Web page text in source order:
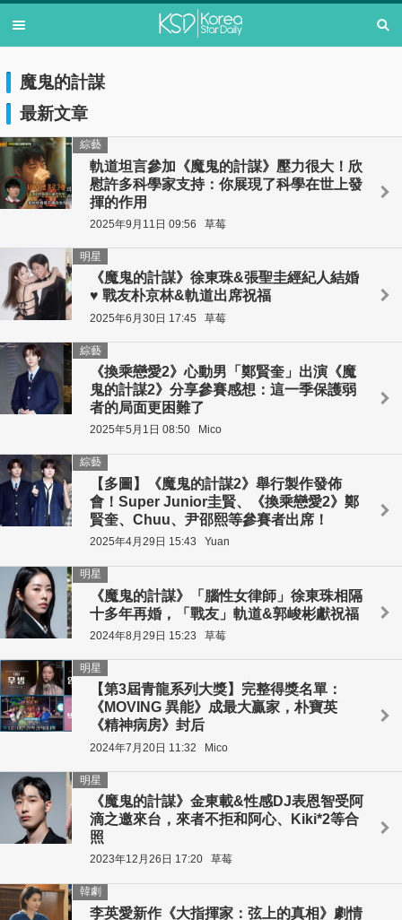
魔鬼的計謀
最新文章
軌道坦言參加《魔鬼的計謀》壓力很大！欣
慰許多科學家支持：你展現了科學在世上發
揮的作用
綜藝
2025年9月11日 09:56 草莓
《魔鬼的計謀》徐東珠&張聖圭經紀人結婚
♥ 戰友朴京林&軌道出席祝福
明星
2025年6月30日 17:45 草莓
《換乘戀愛2》心動男「鄭賢奎」出演《魔
鬼的計謀2》分享參賽感想：這一季保護弱
者的局面更困難了
綜藝
2025年5月1日 08:50 Mico
【多圖】《魔鬼的計謀2》舉行製作發佈
會！Super Junior圭賢、《換乘戀愛2》鄭
賢奎、Chuu、尹邵熙等參賽者出席！
綜藝
2025年4月29日 15:43 Yuan
《魔鬼的計謀》「腦性女律師」徐東珠相隔
十多年再婚，「戰友」軌道&郭峻彬獻祝福
明星
2024年8月29日 15:23 草莓
【第3屆青龍系列大獎】完整得獎名單：
《MOVING 異能》成最大贏家，朴寶英
《精神病房》封后
明星
2024年7月20日 11:32 Mico
《魔鬼的計謀》金東載&性感DJ表恩智受阿
滴之邀來台，來者不拒和阿心、Kiki*2等合
照
明星
2023年12月26日 17:20 草莓
李英愛新作《大指揮家：弦上的真相》劇情
韓劇